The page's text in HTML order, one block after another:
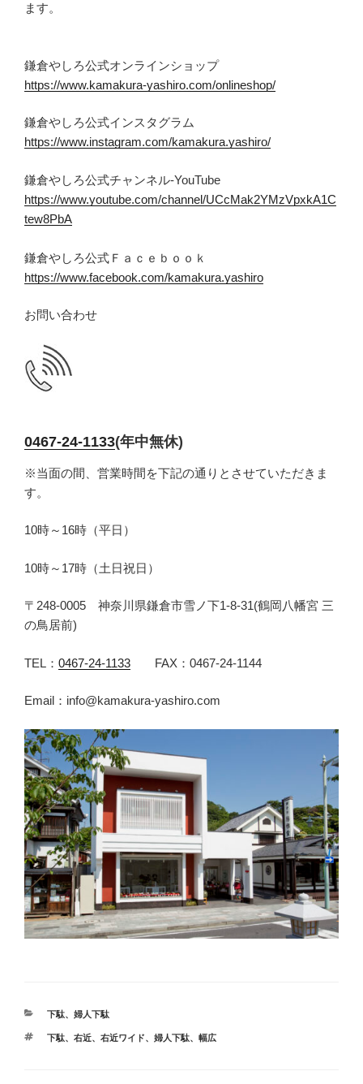
ます。
鎌倉やしろ公式オンラインショップ
https://www.kamakura-yashiro.com/onlineshop/
鎌倉やしろ公式インスタグラム
https://www.instagram.com/kamakura.yashiro/
鎌倉やしろ公式チャンネル-YouTube
https://www.youtube.com/channel/UCcMak2YMzVpxkA1C
tew8PbA
鎌倉やしろ公式Ｆａｃｅｂｏｏｋ
https://www.facebook.com/kamakura.yashiro
お問い合わせ
0467-24-1133(年中無休)
※当面の間、営業時間を下記の通りとさせていただきま
す。
10時～16時（平日）
10時～17時（土日祝日）
〒248-0005 神奈川県鎌倉市雪ノ下1-8-31(鶴岡八幡宮 三
の鳥居前)
TEL： 0467-24-1133 FAX：0467-24-1144
Email：info@kamakura-yashiro.com
カ
ゴ
下駄、 婦人下駄
タ
下駄、 右近、 右近ワイド、 婦人下駄、 幅広